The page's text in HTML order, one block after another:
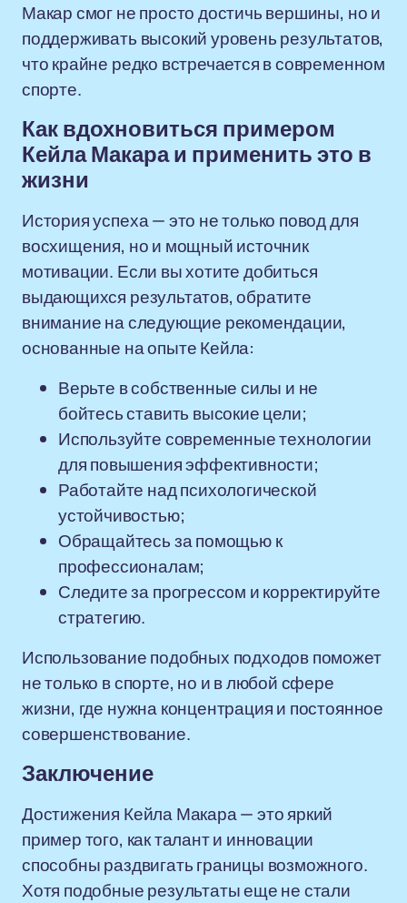
Макар смог не просто достичь вершины, но и
поддерживать высокий уровень результатов,
что крайне редко встречается в современном
спорте.
Как вдохновиться примером
Кейла Макара и применить это в
жизни
История успеха — это не только повод для
восхищения, но и мощный источник
мотивации. Если вы хотите добиться
выдающихся результатов, обратите
внимание на следующие рекомендации,
основанные на опыте Кейла:
Верьте в собственные силы и не
бойтесь ставить высокие цели;
Используйте современные технологии
для повышения эффективности;
Работайте над психологической
устойчивостью;
Обращайтесь за помощью к
профессионалам;
Следите за прогрессом и корректируйте
стратегию.
Использование подобных подходов поможет
не только в спорте, но и в любой сфере
жизни, где нужна концентрация и постоянное
совершенствование.
Заключение
Достижения Кейла Макара — это яркий
пример того, как талант и инновации
способны раздвигать границы возможного.
Хотя подобные результаты еще не стали